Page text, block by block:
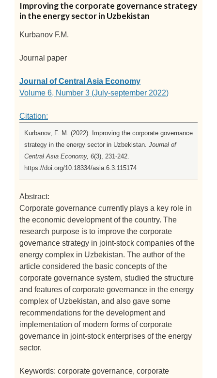
Improving the corporate governance strategy
in the energy sector in Uzbekistan
Kurbanov F.M.
Journal paper
Journal of Central Asia Economy
Volume 6, Number 3 (July-september 2022)
Citation:
Kurbanov, F. M. (2022). Improving the corporate governance
strategy in the energy sector in Uzbekistan. Journal of
Central Asia Economy, 6(3), 231-242.
https://doi.org/10.18334/asia.6.3.115174
Abstract:
Corporate governance currently plays a key role in
the economic development of the country. The
research purpose is to improve the corporate
governance strategy in joint-stock companies of the
energy complex in Uzbekistan. The author of the
article considered the basic concepts of the
corporate governance system, studied the structure
and features of corporate governance in the energy
complex of Uzbekistan, and also gave some
recommendations for the development and
implementation of modern forms of corporate
governance in joint-stock enterprises of the energy
sector.
Keywords: corporate governance, corporate